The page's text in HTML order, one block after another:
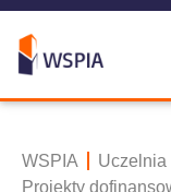
WSPIA
Uczelnia
Projekty